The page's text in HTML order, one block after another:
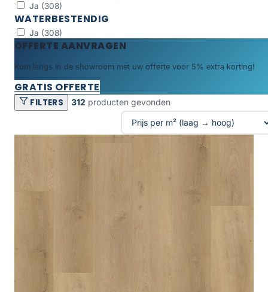
Ja (308)
WATERBESTENDIG
Ja (308)
OFFERTE AANVRAGEN
Kom langs in de showroom met uw offerte voor 5% extra korting!
GRATIS OFFERTE
FILTERS 312 producten gevonden